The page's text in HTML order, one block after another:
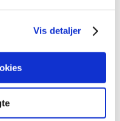
Vis detaljer